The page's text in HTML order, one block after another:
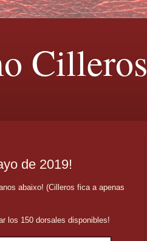
Cilleros
de 2019!
abaixo! (Cilleros fica a apenas
los 150 dorsales disponibles!